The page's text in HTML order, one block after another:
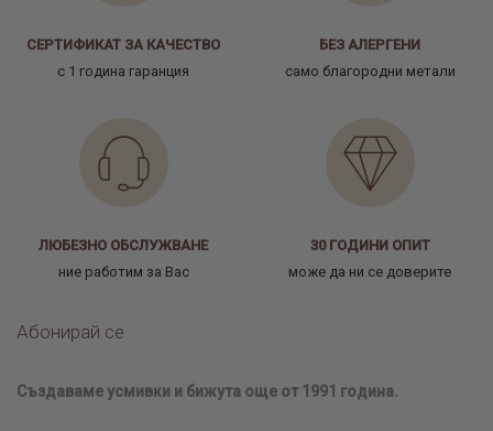
СЕРТИФИКАТ ЗА КАЧЕСТВО
с 1 година гаранция
БЕЗ АЛЕРГЕНИ
само благородни метали
ЛЮБЕЗНО ОБСЛУЖВАНЕ
ние работим за Вас
30 ГОДИНИ ОПИТ
може да ни се доверите
Абонирай се
Създаваме усмивки и бижута още от 1991 година.